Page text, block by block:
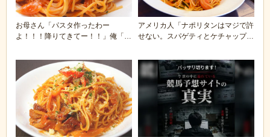
お母さん「パスタ作ったわー
よ！！！降りてきてー！！」俺「わ
アメリカ人「ナポリタンはマジで許
せない。スパゲティとケチャップな